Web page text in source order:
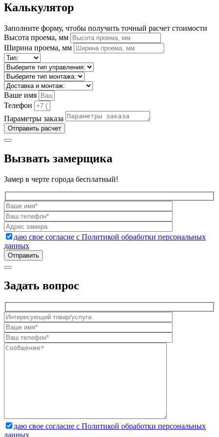
Калькулятор
Заполните форму, чтобы получить точный расчет стоимости
Высота проема, мм
Ширина проема, мм
Ваше имя
Телефон
Параметры заказа
Отправить расчет
Вызвать замерщика
Замер в черте города бесплатный!
даю свое согласие с Политикой обработки персональных
данных
Задать вопрос
даю свое согласие с Политикой обработки персональных
данных